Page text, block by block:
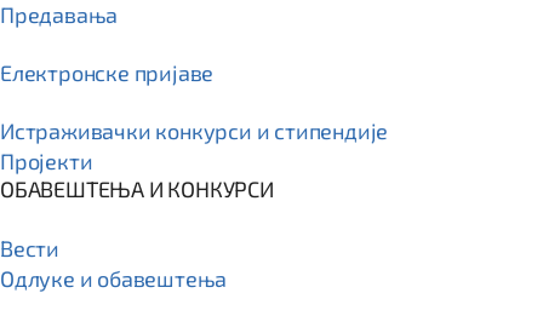
Предавања
Електронске пријаве
Истраживачки конкурси и стипендије
Пројекти
ОБАВЕШТЕЊА И КОНКУРСИ
Вести
Одлуке и обавештења